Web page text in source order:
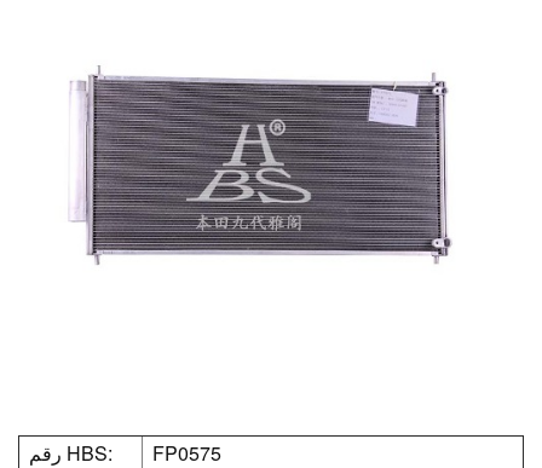
رقم HBS:
FP0575